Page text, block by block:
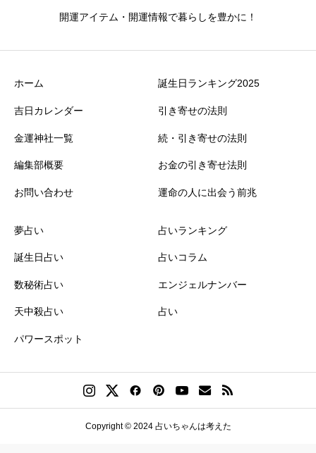
開運アイテム・開運情報で暮らしを豊かに！
ホーム
吉日カレンダー
金運神社一覧
編集部概要
お問い合わせ
誕生日ランキング2025
引き寄せの法則
続・引き寄せの法則
お金の引き寄せ法則
運命の人に出会う前兆
夢占い
誕生日占い
数秘術占い
天中殺占い
パワースポット
占いランキング
占いコラム
エンジェルナンバー
占い
Copyright © 2024 占いちゃんは考えた